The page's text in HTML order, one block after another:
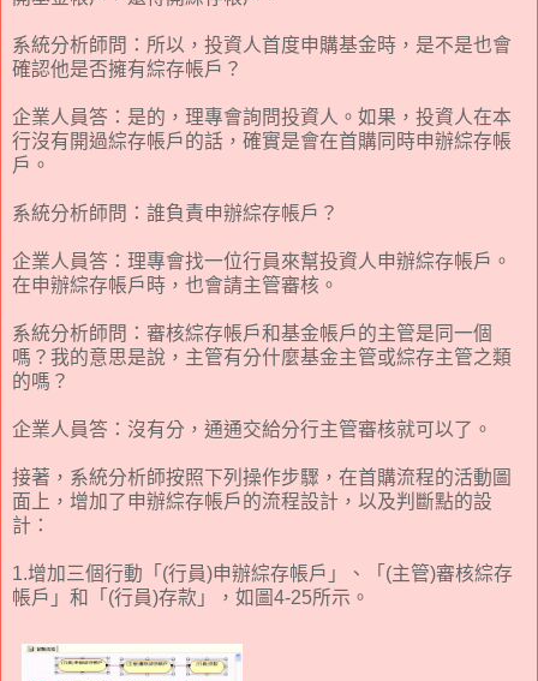
系統分析師問：所以，投資人首度申購基金時，是不是也會
確認他是否擁有綜存帳戶？
企業人員答：是的，理專會詢問投資人。如果，投資人在本
行沒有開過綜存帳戶的話，確實是會在首購同時申辦綜存帳
戶。
系統分析師問：誰負責申辦綜存帳戶？
企業人員答：理專會找一位行員來幫投資人申辦綜存帳戶。
在申辦綜存帳戶時，也會請主管審核。
系統分析師問：審核綜存帳戶和基金帳戶的主管是同一個
嗎？我的意思是說，主管有分什麼基金主管或綜存主管之類
的嗎？
企業人員答：沒有分，通通交給分行主管審核就可以了。
接著，系統分析師按照下列操作步驟，在首購流程的活動圖
面上，增加了申辦綜存帳戶的流程設計，以及判斷點的設
計：
1.增加三個行動「(行員)申辦綜存帳戶」、「(主管)審核綜存
帳戶」和「(行員)存款」，如圖4-25所示。